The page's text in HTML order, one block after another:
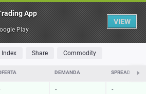
Table
TOP RISERS TOP FALLERS MOST
Index Share Commodity
DEMANDA SPREAD
- -
App
Play
VIEW